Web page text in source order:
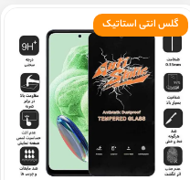
گلس انتی استاتیک